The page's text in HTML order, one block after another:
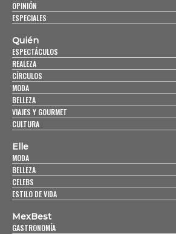
OPINIÓN
ESPECIALES
Quién
ESPECTÁCULOS
REALEZA
CÍRCULOS
MODA
BELLEZA
VIAJES Y GOURMET
CULTURA
Elle
MODA
BELLEZA
CELEBS
ESTILO DE VIDA
MexBest
GASTRONOMÍA